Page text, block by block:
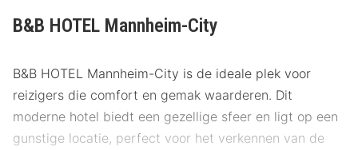
B&B HOTEL Mannheim-City
B&B HOTEL Mannheim-City is de ideale plek voor
reizigers die comfort en gemak waarderen. Dit
moderne hotel biedt een gezellige sfeer en ligt op een
gunstige locatie, perfect voor het verkennen van de